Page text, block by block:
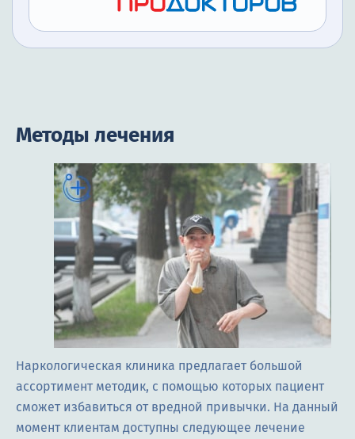
Методы лечения
Наркологическая клиника предлагает большой
ассортимент методик, с помощью которых пациент
сможет избавиться от вредной привычки. На данный
момент клиентам доступны следующее лечение